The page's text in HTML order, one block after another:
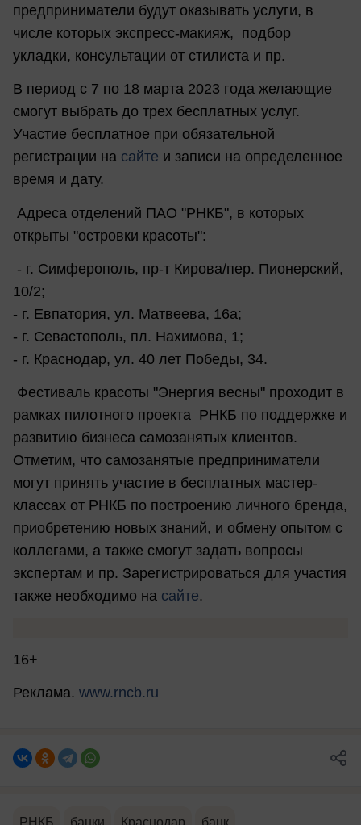
предприниматели будут оказывать услуги, в
числе которых экспресс-макияж, подбор
укладки, консультации от стилиста и пр.
В период с 7 по 18 марта 2023 года желающие
смогут выбрать до трех бесплатных услуг.
Участие бесплатное при обязательной
регистрации на сайте и записи на определенное
время и дату.
Адреса отделений ПАО "РНКБ", в которых
открыты "островки красоты":
- г. Симферополь, пр-т Кирова/пер. Пионерский,
10/2;
- г. Евпатория, ул. Матвеева, 16а;
- г. Севастополь, пл. Нахимова, 1;
- г. Краснодар, ул. 40 лет Победы, 34.
Фестиваль красоты "Энергия весны" проходит в
рамках пилотного проекта РНКБ по поддержке и
развитию бизнеса самозанятых клиентов.
Отметим, что самозанятые предприниматели
могут принять участие в бесплатных мастер-
классах от РНКБ по построению личного бренда,
приобретению новых знаний, и обмену опытом с
коллегами, а также смогут задать вопросы
экспертам и пр. Зарегистрироваться для участия
также необходимо на сайте.
16+
Реклама. www.rncb.ru
РНКБ банки Краснодар банк